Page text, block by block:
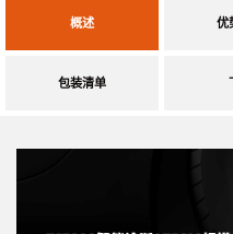
概述 优
包装清单